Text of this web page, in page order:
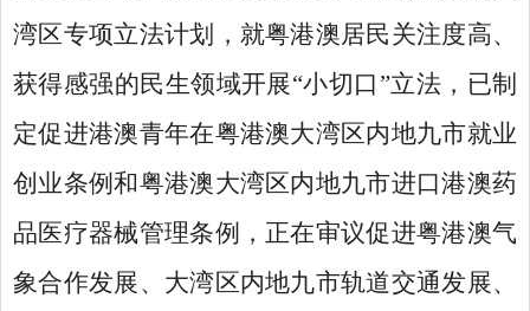
湾区专项立法计划，就粤港澳居民关注度高、
获得感强的民生领域开展“小切口”立法，已制
定促进港澳青年在粤港澳大湾区内地九市就业
创业条例和粤港澳大湾区内地九市进口港澳药
品医疗器械管理条例，正在审议促进粤港澳气
象合作发展、大湾区内地九市轨道交通发展、